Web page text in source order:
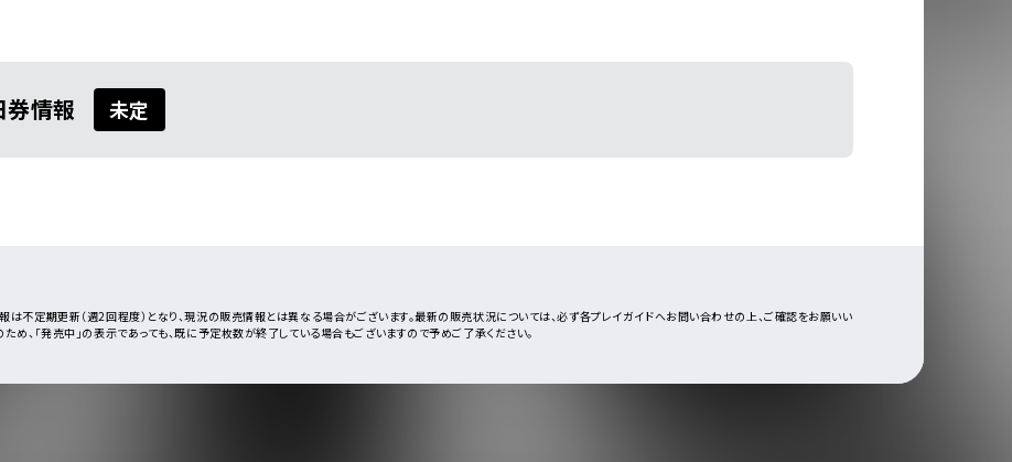
券情報 未定
は不定期更新（週2回程度）となり、現況の販売情報とは異なる場合がございます。最新の販売状況については、必ず各プレイガイドへお問い合わせの上、ご確認をお願いい
ため、「発売中」の表示であっても、既に予定枚数が終了している場合もございますので予めご了承ください。